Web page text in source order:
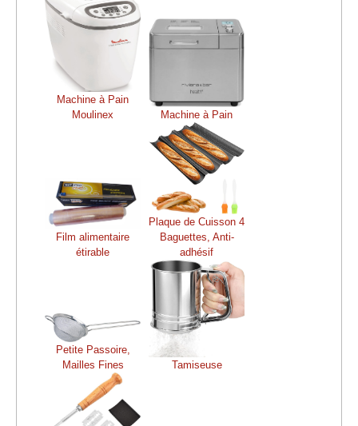
Machine à Pain
Moulinex
Machine à Pain
Film alimentaire
étirable
Plaque de Cuisson 4
Baguettes, Anti-
adhésif
Petite Passoire,
Mailles Fines
Tamiseuse